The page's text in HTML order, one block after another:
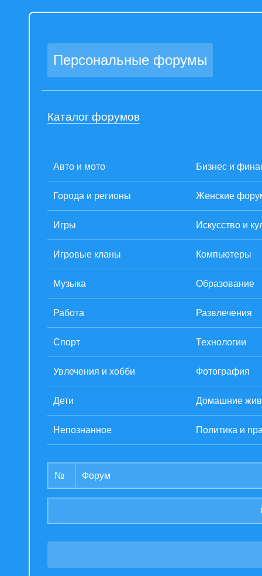
Персональные форумы
Каталог форумов
Авто и мото Бизнес и
Города и регионы Женские
Игры Искусство и
Игровые кланы Компьютеры
Музыка Образование
Работа Развлечения
Спорт Технологии
Увлечения и хобби Фотография
Дети Домашние
Непознанное Политика и
№ Форум